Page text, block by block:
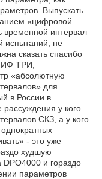
Выпускать
«цифровой
временной интервал
испытаний, не
сказать спасибо
ТРИ,
«абсолютную
для
в России в
у кого
СКЗ, а у кого
- это уже
худшую
и гораздо
параметров